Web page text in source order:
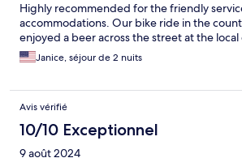
Highly recommended for the friendly
accommodations. Our bike ride in the
enjoyed a beer across the street at the local
Janice, séjour de 2 nuits
Avis vérifié
10/10 Exceptionnel
9 août 2024